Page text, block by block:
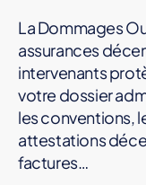
La Dommages
assurances
intervenants
votre dossier
les conventions,
attestations
factures…